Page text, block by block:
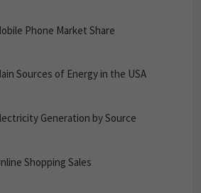
Phone Market Share
Sources of Energy in the USA
Generation by Source
Shopping Sales